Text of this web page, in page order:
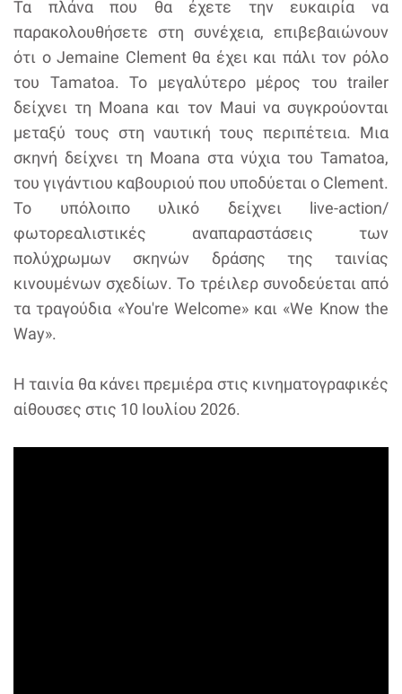
Τα πλάνα που θα έχετε την ευκαιρία να
παρακολουθήσετε στη συνέχεια, επιβεβαιώνουν
ότι ο Jemaine Clement θα έχει και πάλι τον ρόλο
του Tamatoa. Το μεγαλύτερο μέρος του trailer
δείχνει τη Moana και τον Maui να συγκρούονται
μεταξύ τους στη ναυτική τους περιπέτεια. Μια
σκηνή δείχνει τη Moana στα νύχια του Tamatoa,
του γιγάντιου καβουριού που υποδύεται ο Clement.
Το υπόλοιπο υλικό δείχνει live-action/
φωτορεαλιστικές αναπαραστάσεις των
πολύχρωμων σκηνών δράσης της ταινίας
κινουμένων σχεδίων. Το τρέιλερ συνοδεύεται από
τα τραγούδια «You're Welcome» και «We Know the
Way».
Η ταινία θα κάνει πρεμιέρα στις κινηματογραφικές
αίθουσες στις 10 Ιουλίου 2026.